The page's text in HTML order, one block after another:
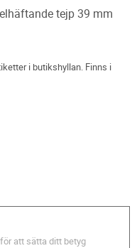
tejp 39 mm
i butikshyllan. Finns i
att sätta ditt betyg